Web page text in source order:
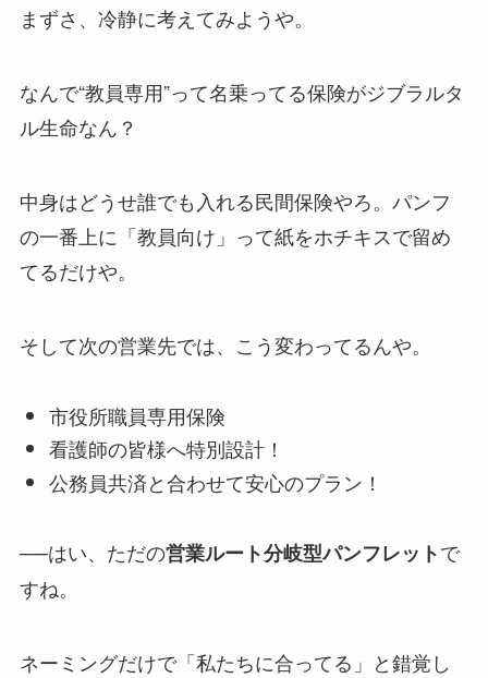
まずさ、冷静に考えてみようや。
なんで“教員専用”って名乗ってる保険がジブラルタ
ル生命なん？
中身はどうせ誰でも入れる民間保険やろ。パンフ
の一番上に「教員向け」って紙をホチキスで留め
てるだけや。
そして次の営業先では、こう変わってるんや。
市役所職員専用保険
看護師の皆様へ特別設計！
公務員共済と合わせて安心のプラン！
──はい、ただの営業ルート分岐型パンフレットで
すね。
ネーミングだけで「私たちに合ってる」と錯覚し